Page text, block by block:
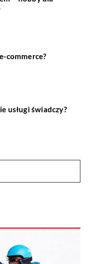
commerce?
usługi świadczy?